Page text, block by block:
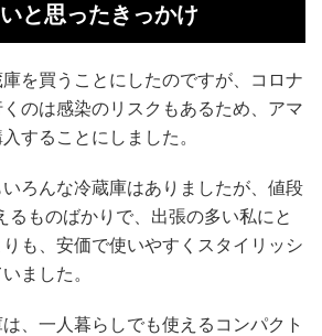
と思ったきっかけ
を買うことにしたのですが、コロナ
のは感染のリスクもあるため、アマ
することにしました。
ろんな冷蔵庫はありましたが、値段
ものばかりで、出張の多い私にと
も、安価で使いやすくスタイリッシ
ました。
、一人暮らしでも使えるコンパクト